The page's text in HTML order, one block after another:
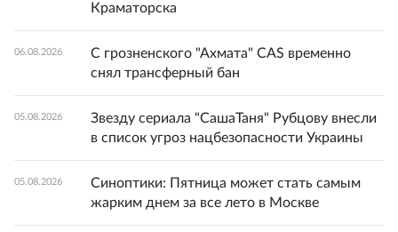
Краматорска
06.08.2026
С грозненского "Ахмата" CAS временно
снял трансферный бан
05.08.2026
Звезду сериала "СашаТаня" Рубцову внесли
в список угроз нацбезопасности Украины
05.08.2026
Синоптики: Пятница может стать самым
жарким днем за все лето в Москве